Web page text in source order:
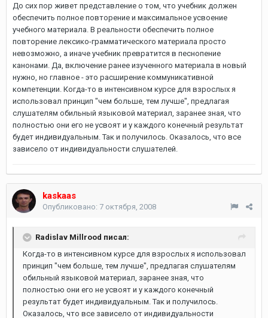
До сих пор живет представление о том, что учебник должен
обеспечить полное повторение и максимальное усвоение
учебного материала. В реальности обеспечить полное
повторение лексико-грамматического материала просто
невозможно, а иначе учебник превратится в песнопение
канонами. Да, включение ранее изученного материала в новый
нужно, но главное - это расширение коммуникативной
компетенции. Когда-то в интенсивном курсе для взрослых я
использовал принцип "чем больше, тем лучше", предлагая
слушателям обильный языковой материал, заранее зная, что
полностью они его не усвоят и у каждого конечный результат
будет индивидуальным. Так и получилось. Оказалось, что все
зависело от индивидуальности слушателей.
kaskaas
Опубликовано: 7 октября, 2008
Radislav Millrood писал:
Когда-то в интенсивном курсе для взрослых я использовал
принцип "чем больше, тем лучше", предлагая слушателям
обильный языковой материал, заранее зная, что
полностью они его не усвоят и у каждого конечный
результат будет индивидуальным. Так и получилось.
Оказалось, что все зависело от индивидуальности